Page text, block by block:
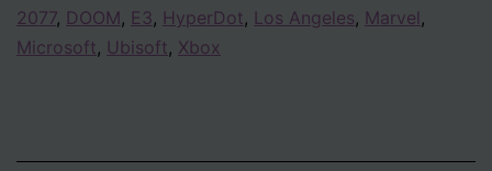
Angeles
2077, DOOM, E3, HyperDot, Los Angeles, Marvel,
Microsoft, Ubisoft, Xbox